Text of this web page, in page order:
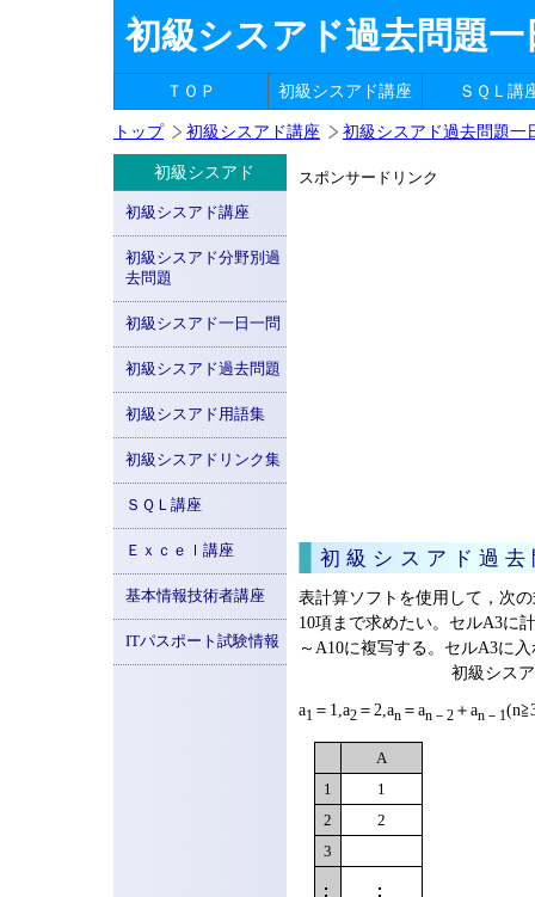
初級シスアド過去問題
ＴＯＰ 初級シスアド講座 ＳＱＬ講
トップ 初級シスアド講座 初級シスアド過去問題一
スポンサードリンク
初級シスアド過
表計算ソフトを使用して，次
10項まで求めたい。セルA3に
～A10に複写する。セルA3に
初級シス
a1 ＝1,a2 ＝2,an ＝an－2 ＋an－1
A
1
1
2
2
3
初級シスアド
初級シスアド講座
初級シスアド分野別過
去問題
初級シスアド一日一問
初級シスアド過去問題
初級シスアド用語集
初級シスアドリンク集
ＳＱＬ講座
Ｅｘｃｅｌ講座
基本情報技術者講座
ITパスポート試験情報